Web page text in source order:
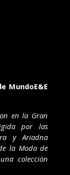
MundoE&E
en la Gran
por las
y Ariadna
la Moda de
colección